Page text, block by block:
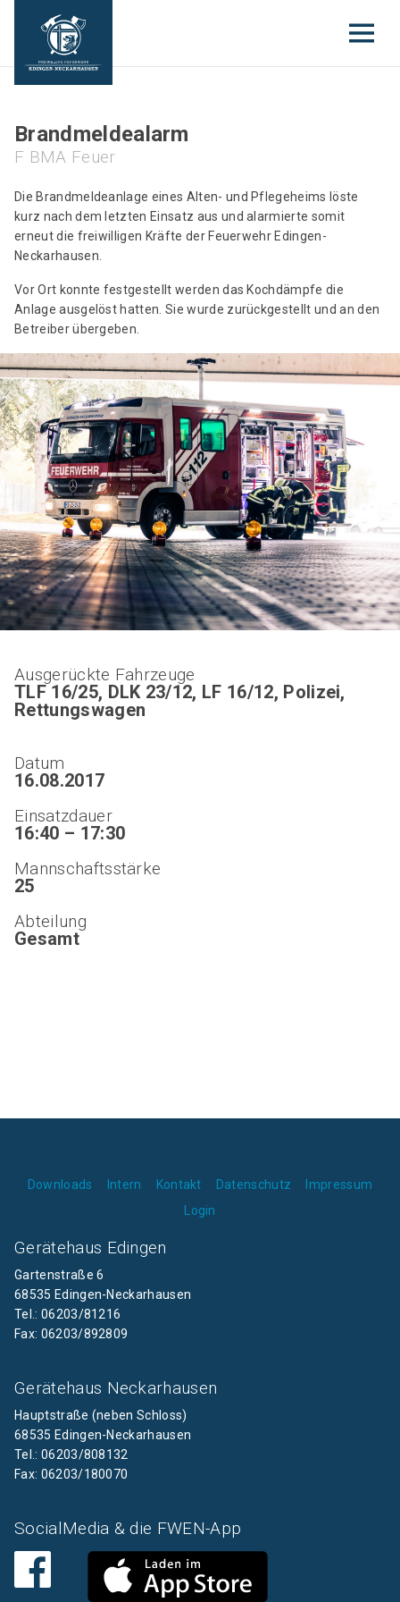
Brandmeldealarm
F BMA Feuer
Die Brandmeldeanlage eines Alten- und Pflegeheims löste
kurz nach dem letzten Einsatz aus und alarmierte somit
erneut die freiwilligen Kräfte der Feuerwehr Edingen-
Neckarhausen.
Vor Ort konnte festgestellt werden das Kochdämpfe die
Anlage ausgelöst hatten. Sie wurde zurückgestellt und an den
Betreiber übergeben.
Ausgerückte Fahrzeuge
TLF 16/25, DLK 23/12, LF 16/12, Polizei,
Rettungswagen
Datum
16.08.2017
Einsatzdauer
16:40 – 17:30
Mannschaftsstärke
25
Abteilung
Gesamt
Downloads Intern Kontakt Datenschutz
Impressum
Login
Gerätehaus Edingen
Gartenstraße 6
68535 Edingen-Neckarhausen
Tel.: 06203/81216
Fax: 06203/892809
Gerätehaus Neckarhausen
Hauptstraße (neben Schloss)
68535 Edingen-Neckarhausen
Tel.: 06203/808132
Fax: 06203/180070
SocialMedia & die FWEN-App